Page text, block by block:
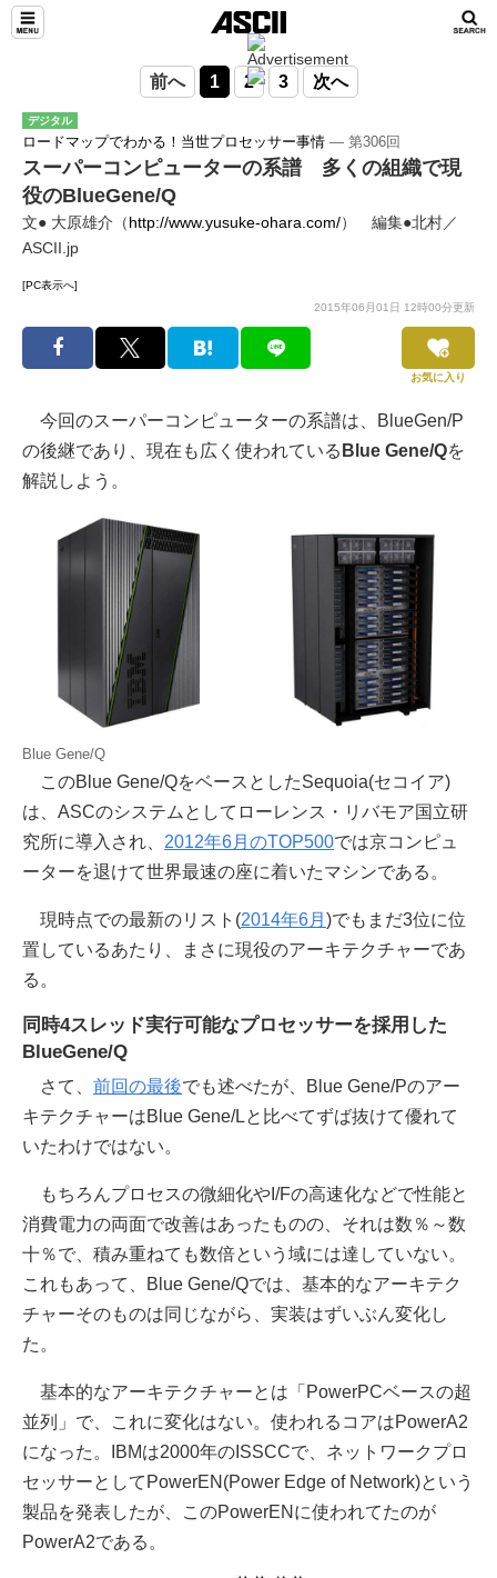
前へ 1 2 3 次へ
デジタル
ロードマップでわかる！当世プロセッサー事情 ― 第306回
スーパーコンピューターの系譜 多くの組織で現
役のBlueGene/Q
文● 大原雄介（http://www.yusuke-ohara.com/） 編集●北村／
ASCII.jp
[PC表示へ]
2015年06月01日 12時00分更新
お気に入り
今回のスーパーコンピューターの系譜は、BlueGen/P
の後継であり、現在も広く使われている Blue Gene/Qを
解説しよう。
Blue Gene/Q
このBlue Gene/QをベースとしたSequoia(セコイア)
は、ASCのシステムとしてローレンス・リバモア国立研
究所に導入され、 2012年6月のTOP500では京コンピュ
ーターを退けて世界最速の座に着いたマシンである。
現時点での最新のリスト(2014年6月 )でもまだ3位に位
置しているあたり、まさに現役のアーキテクチャーであ
る。
同時4スレッド実行可能なプロセッサーを採用した
BlueGene/Q
さて、 前回の最後でも述べたが、Blue Gene/Pのアー
キテクチャーはBlue Gene/Lと比べてずば抜けて優れて
いたわけではない。
もちろんプロセスの微細化やI/Fの高速化などで性能と
消費電力の両面で改善はあったものの、それは数％～数
十％で、積み重ねても数倍という域には達していない。
これもあって、Blue Gene/Qでは、基本的なアーキテク
チャーそのものは同じながら、実装はずいぶん変化し
た。
基本的なアーキテクチャーとは「PowerPCベースの超
並列」で、これに変化はない。使われるコアはPowerA2
になった。IBMは2000年のISSCCで、ネットワークプロ
セッサーとしてPowerEN(Power Edge of Network)という
製品を発表したが、このPowerENに使われてたのが
PowerA2である。